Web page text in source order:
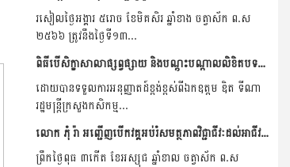
រសៀលថ្ងៃអង្គារ ៥រោច ខែមិគសិរ ឆ្នាំខាង ចត្វាស័ក ព.ស
២៥៦៦ ត្រូវនឹងថ្ងៃទី១៣...
ពិធីបើសិក្ខាសាលាផ្សព្វផ្សាយ និងបណ្តុះបណ្តាលលិខិតបទដ្ខានគតិយុត្តក្រោមច្បាប់ស្តីពីការគ្រប់គ្រងថ្នាំកសិកម្ម និងជីកសិកម្មដល់មន្រ្តីនីតិកម្មកសិកម្ម រាជធានី.ខ�...
ដោយបានទទួលការអនុញ្ញាតដ៍ខ្ពង់ខ្ពស់ពីឯកឧត្តម ឌិត ទីណា
រដ្ឋមន្រ្តីក្រសួងកសិកម្ម...
លោក ភុំ រ៉ា អញ្ជើញបើកវគ្គអប់រំសមត្ថភាពវិជ្ជាជីវៈដល់អាជីវករ ដេប៉ូលក់ដុំ.លក់រាយ ថ្នាំកសិកម្ម និងជីកសិកម្មនៅមន្ទីរកសិកម្ម រុក្ខាប្រមាញ់និងនេសាទខេត្តស្ទឹងត្រែង�...
ព្រឹកថ្ងៃពុធ ៣កើត ខែអស្សុជ ឆ្នាំខាល ចត្វាស័ក ព.ស